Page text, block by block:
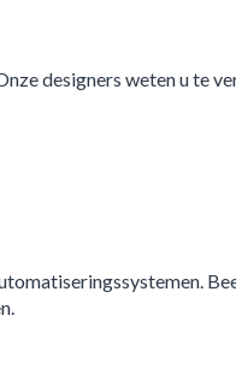
designers weten u te